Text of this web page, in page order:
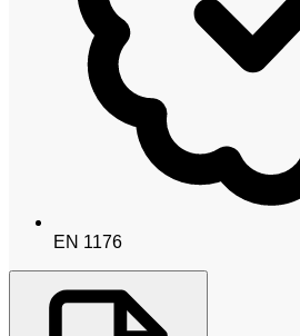
EN 1176